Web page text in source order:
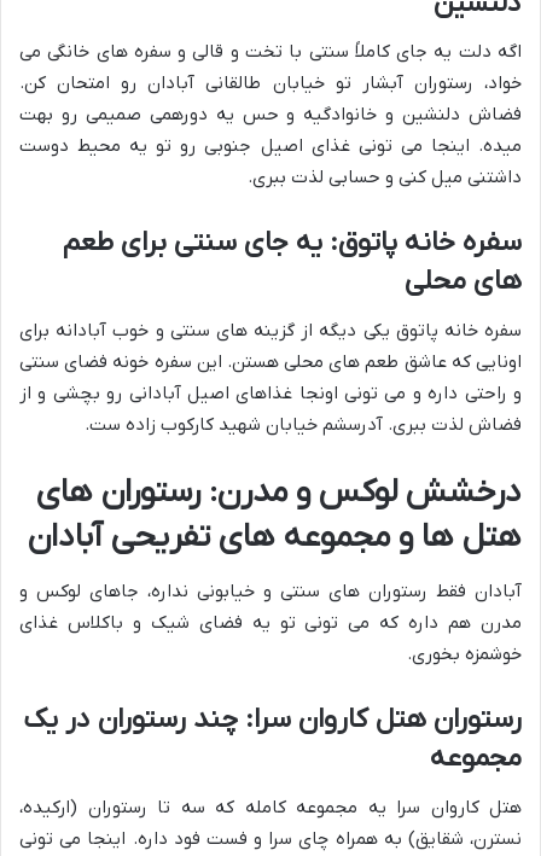
اگه دلت یه جای کاملاً سنتی با تخت و قالی و سفره های خانگی می
خواد، رستوران آبشار تو خیابان طالقانی آبادان رو امتحان کن.
فضاش دلنشین و خانوادگیه و حس یه دورهمی صمیمی رو بهت
میده. اینجا می تونی غذای اصیل جنوبی رو تو یه محیط دوست
داشتنی میل کنی و حسابی لذت ببری.
سفره خانه پاتوق: یه جای سنتی برای طعم
های محلی
سفره خانه پاتوق یکی دیگه از گزینه های سنتی و خوب آبادانه برای
اونایی که عاشق طعم های محلی هستن. این سفره خونه فضای سنتی
و راحتی داره و می تونی اونجا غذاهای اصیل آبادانی رو بچشی و از
فضاش لذت ببری. آدرسشم خیابان شهید کارکوب زاده ست.
درخشش لوکس و مدرن: رستوران های
هتل ها و مجموعه های تفریحی آبادان
آبادان فقط رستوران های سنتی و خیابونی نداره، جاهای لوکس و
مدرن هم داره که می تونی تو یه فضای شیک و باکلاس غذای
خوشمزه بخوری.
رستوران هتل کاروان سرا: چند رستوران در یک
مجموعه
هتل کاروان سرا یه مجموعه کامله که سه تا رستوران (ارکیده،
نسترن، شقایق) به همراه چای سرا و فست فود داره. اینجا می تونی